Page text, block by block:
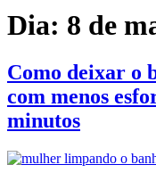
Dia: 8 de
Como deixar o
com menos
minutos